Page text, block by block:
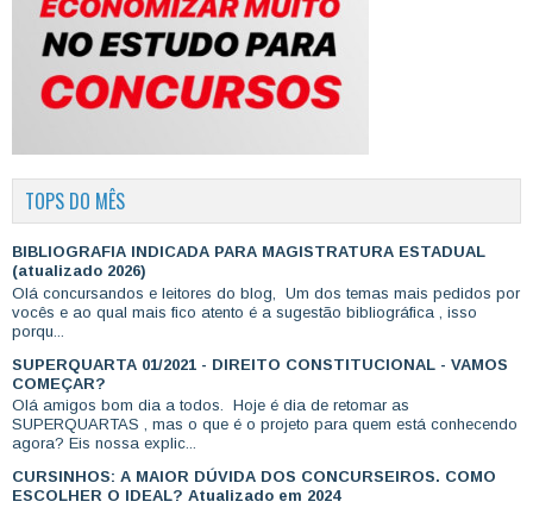
TOPS DO MÊS
BIBLIOGRAFIA INDICADA PARA MAGISTRATURA ESTADUAL
(atualizado 2026)
Olá concursandos e leitores do blog, Um dos temas mais pedidos por
vocês e ao qual mais fico atento é a sugestão bibliográfica , isso
porqu...
SUPERQUARTA 01/2021 - DIREITO CONSTITUCIONAL - VAMOS
COMEÇAR?
Olá amigos bom dia a todos. Hoje é dia de retomar as
SUPERQUARTAS , mas o que é o projeto para quem está conhecendo
agora? Eis nossa explic...
CURSINHOS: A MAIOR DÚVIDA DOS CONCURSEIROS. COMO
ESCOLHER O IDEAL? Atualizado em 2024